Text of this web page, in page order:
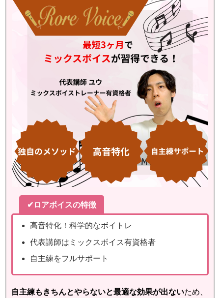
✔ロアボイスの特徴
高音特化！科学的なボイトレ
代表講師はミックスボイス有資格者
自主練をフルサポート
自主練もきちんとやらないと最適な効果が出ないため、